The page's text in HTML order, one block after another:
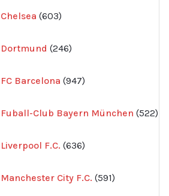
Chelsea 603
produkter
Dortmund 246
produkter
FC Barcelona 947
produkter
Fuball-Club Bayern München 522
Liverpool F.C. 636
produkter
Manchester City F.C. 591
produkter